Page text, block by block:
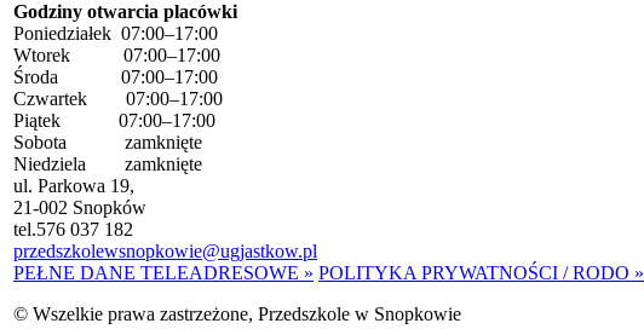
Godziny otwarcia placówki
Poniedziałek 07:00–17:00
Wtorek 07:00–17:00
Środa 07:00–17:00
Czwartek 07:00–17:00
Piątek 07:00–17:00
Sobota zamknięte
Niedziela zamknięte
ul. Parkowa 19,
21-002 Snopków
tel.576 037 182
przedszkolewsnopkowie@ugjastkow.pl
PEŁNE DANE TELEADRESOWE » POLITYKA PRYWATNOŚCI / RODO »
© Wszelkie prawa zastrzeżone, Przedszkole w Snopkowie